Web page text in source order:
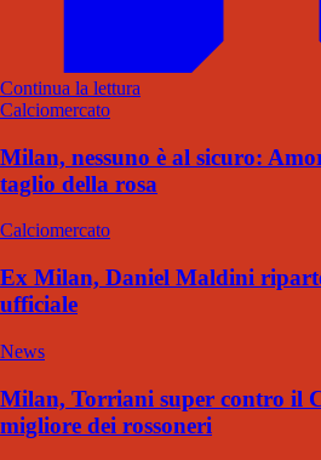
Continua la lettura
Calciomercato
Milan, nessuno è al sicuro:
taglio della rosa
Calciomercato
Ex Milan, Daniel Maldini
ufficiale
News
Milan, Torriani super contro il
migliore dei rossoneri